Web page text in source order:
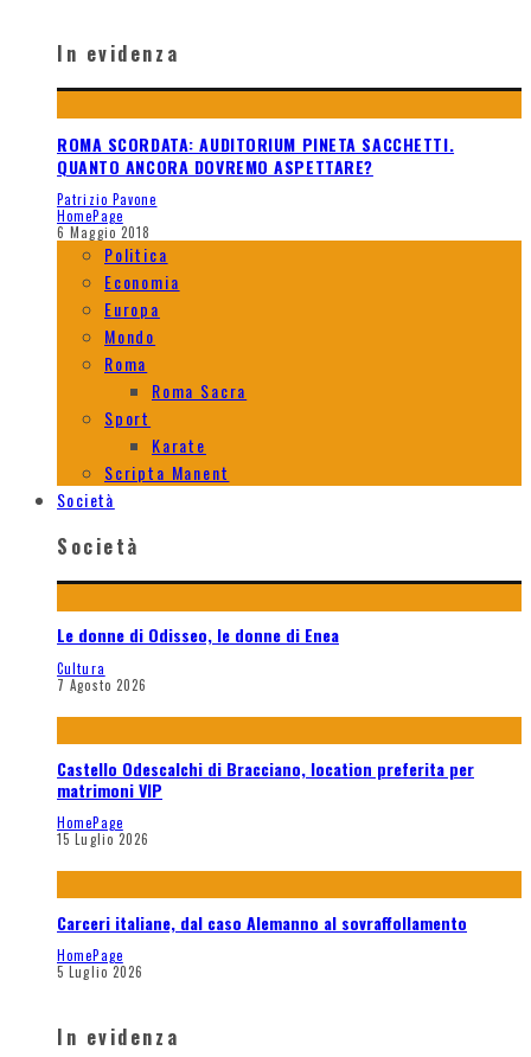
In evidenza
ROMA SCORDATA: AUDITORIUM PINETA SACCHETTI.
QUANTO ANCORA DOVREMO ASPETTARE?
Patrizio Pavone
HomePage
6 Maggio 2018
Politica
Economia
Europa
Mondo
Roma
Roma Sacra
Sport
Karate
Scripta Manent
Società
Società
Le donne di Odisseo, le donne di Enea
Cultura
7 Agosto 2026
Castello Odescalchi di Bracciano, location preferita per
matrimoni VIP
HomePage
15 Luglio 2026
Carceri italiane, dal caso Alemanno al sovraffollamento
HomePage
5 Luglio 2026
In evidenza